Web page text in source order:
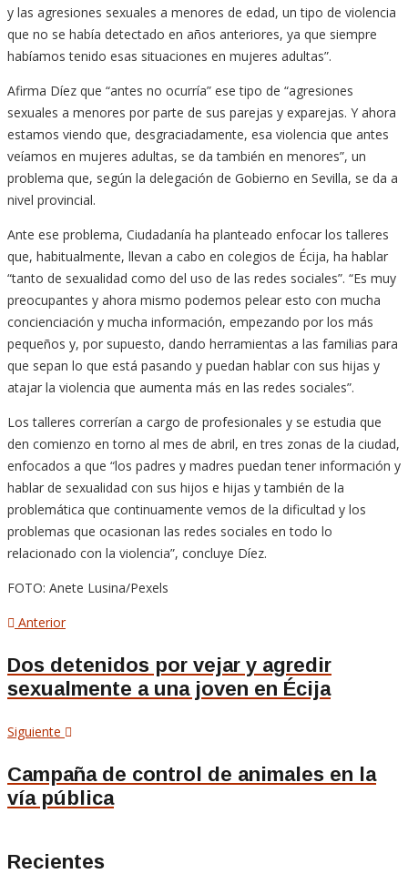
y las agresiones sexuales a menores de edad, un tipo de violencia
que no se había detectado en años anteriores, ya que siempre
habíamos tenido esas situaciones en mujeres adultas”.
Afirma Díez que “antes no ocurría” ese tipo de “agresiones
sexuales a menores por parte de sus parejas y exparejas. Y ahora
estamos viendo que, desgraciadamente, esa violencia que antes
veíamos en mujeres adultas, se da también en menores”, un
problema que, según la delegación de Gobierno en Sevilla, se da a
nivel provincial.
Ante ese problema, Ciudadanía ha planteado enfocar los talleres
que, habitualmente, llevan a cabo en colegios de Écija, ha hablar
“tanto de sexualidad como del uso de las redes sociales”. “Es muy
preocupantes y ahora mismo podemos pelear esto con mucha
concienciación y mucha información, empezando por los más
pequeños y, por supuesto, dando herramientas a las familias para
que sepan lo que está pasando y puedan hablar con sus hijas y
atajar la violencia que aumenta más en las redes sociales”.
Los talleres correrían a cargo de profesionales y se estudia que
den comienzo en torno al mes de abril, en tres zonas de la ciudad,
enfocados a que “los padres y madres puedan tener información y
hablar de sexualidad con sus hijos e hijas y también de la
problemática que continuamente vemos de la dificultad y los
problemas que ocasionan las redes sociales en todo lo
relacionado con la violencia”, concluye Díez.
FOTO: Anete Lusina/Pexels
Navegación
de
entradas
AnteriorArtículo
Dos detenidos por vejar y agredir
sexualmente a una joven en Écija
Siguiente
Campaña de control de animales en la
vía pública
Recientes